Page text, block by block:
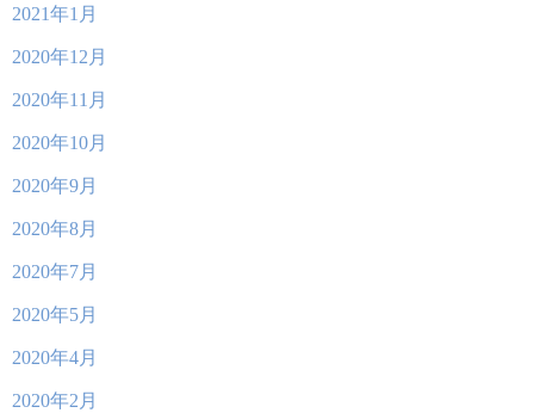
2021年1月
2020年12月
2020年11月
2020年10月
2020年9月
2020年8月
2020年7月
2020年5月
2020年4月
2020年2月